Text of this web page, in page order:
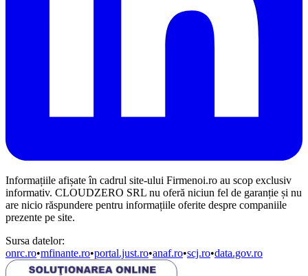
Informațiile afișate în cadrul site-ului Firmenoi.ro au scop exclusiv
informativ. CLOUDZERO SRL nu oferă niciun fel de garanție și nu
are nicio răspundere pentru informațiile oferite despre companiile
prezente pe site.
Sursa datelor:
onrc.ro•mfinante.ro•portal.just.ro•anaf.ro•scj.ro•data.gov.ro